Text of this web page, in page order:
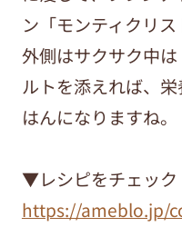
ン「モンティクリス
外側はサクサク中
ルトを添えれば、
はんになりますね。
▼レシピをチェック
https://ameblo.jp/